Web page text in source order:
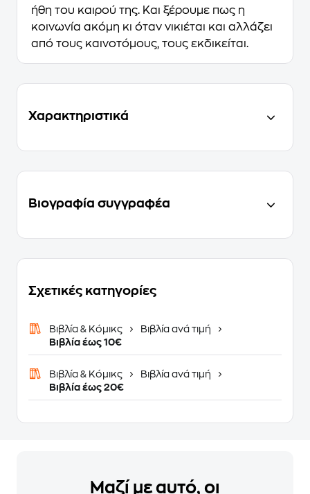
ήθη του καιρού της. Και ξέρουμε πως η
κοινωνία ακόμη κι όταν νικιέται και αλλάζει
από τους καινοτόμους, τους εκδικείται.
Χαρακτηριστικά
Βιογραφία συγγραφέα
Σχετικές κατηγορίες
Βιβλία & Κόμικς
Βιβλία ανά τιμή
Βιβλία έως 10€
Βιβλία & Κόμικς
Βιβλία ανά τιμή
Βιβλία έως 20€
Μαζί με αυτό, οι